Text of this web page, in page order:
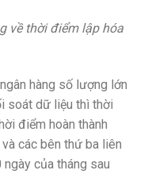
về thời điểm lập hóa
hàng số lượng lớn
soát dữ liệu thì thời
điểm hoàn thành
các bên thứ ba liên
của tháng sau